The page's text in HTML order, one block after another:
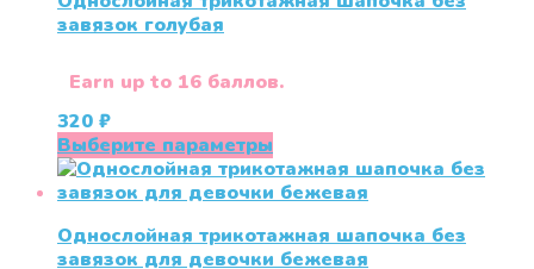
выбрать
товара.
завязок голубая
Earn up to 16 баллов.
320 ₽
Выберите параметры
товар
имеет
вариаций.
Опции
Однослойная трикотажная шапочка без
завязок для девочки бежевая